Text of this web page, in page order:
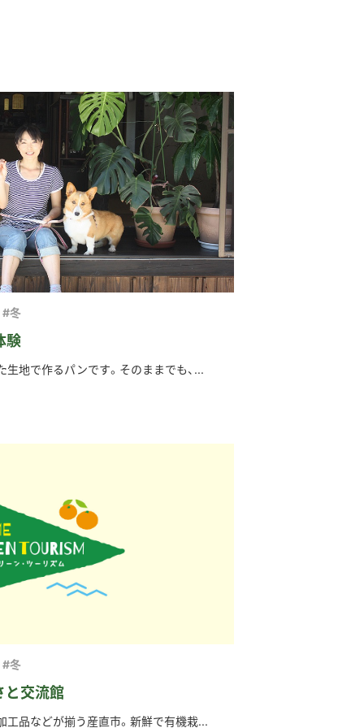
験
#冬
地で作るパンです。そのままでも、...
と交流館
#冬
工品などが揃う産直市。新鮮で有機栽...